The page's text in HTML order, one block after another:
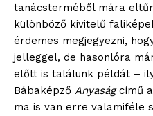
tanácsterméből mára
különböző kivitelű
érdemes megjegyezni,
jelleggel, de hasonlóra
előtt is találunk példát –
Bábaképző Anyaságcímű
ma is van erre valamiféle